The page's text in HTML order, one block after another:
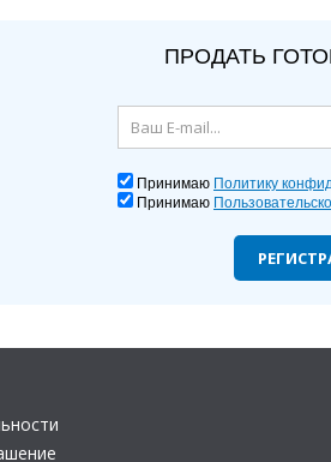
ПРОДАТЬ
Принимаю Политику
Принимаю